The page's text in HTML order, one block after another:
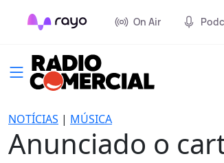
On Air
NOTÍCIAS | MÚSICA
Anunciado o